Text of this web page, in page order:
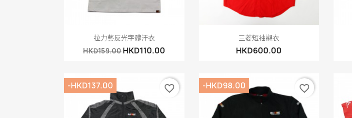
快速查看
拉力藝反光字體汗衣
HKD159.00HKD110.00
快速查看
三菱短袖襯衣
HKD600.00
-HKD137.00 favorite_border -HKD98.00 favorite_border